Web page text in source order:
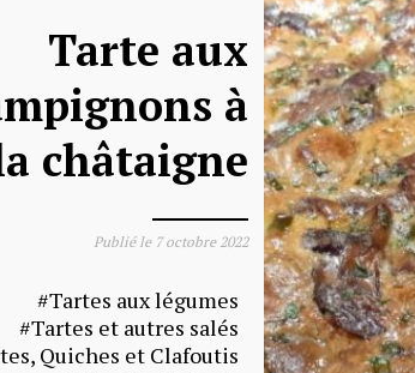
Tarte aux
à
châtaigne
Publié le 7 octobre 2022
Tartes aux légumes
Tartes et autres salés
Quiches et Clafoutis